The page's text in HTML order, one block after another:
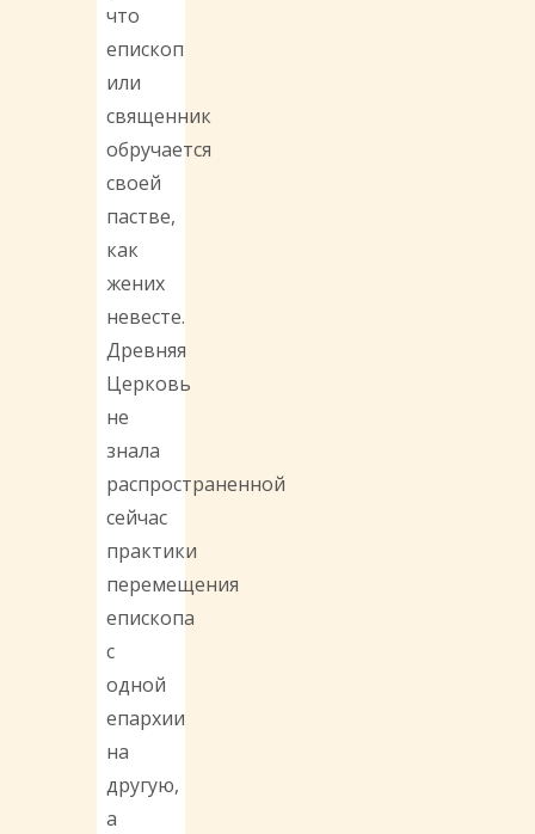
что
епископ
или
священник
обручается
своей
пастве,
как
жених
невесте.
Древняя
Церковь
не
знала
распространенной
сейчас
практики
перемещения
епископа
с
одной
епархии
на
другую,
а